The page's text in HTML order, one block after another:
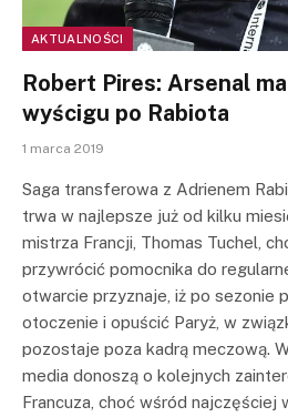
AKTUALNOŚCI
Robert Pires: Arsenal
wyścigu po Rabiota
1 marca 2019
Saga transferowa z Adrienem
trwa w najlepsze już od kilku
mistrza Francji, Thomas Tuchel,
przywrócić pomocnika do
otwarcie przyznaje, iż po sezonie
otoczenie i opuścić Paryż, w
pozostaje poza kadrą meczową.
media donoszą o kolejnych
Francuza, choć wśród najczęściej